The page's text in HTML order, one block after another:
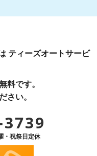
ティーズオートサービ
料です。
さい。
・祝祭日定休